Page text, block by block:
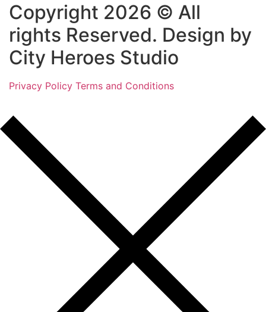
Copyright 2026 © All
rights Reserved. Design by
City Heroes Studio
Privacy Policy Terms and Conditions